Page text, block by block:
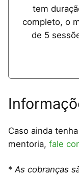
tem
completo, o
de 5
Caso ainda
mentoria, fale
*As cobranças